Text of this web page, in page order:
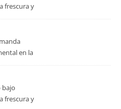
frescura y
en la
bajo
frescura y